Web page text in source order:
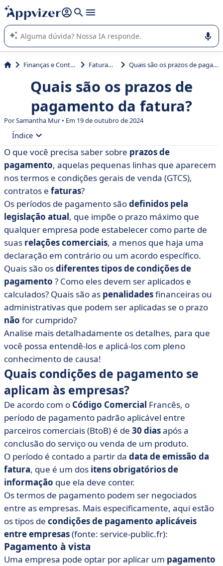
de nossa IA (várias linhas com
A IA do Appvizer o orienta no uso ou na seleção de software
SaaS para sua empresa.
Finanças e Contabilidade Faturamento Quais são os prazos de pagamento da fatura?
Quais são os prazos de
pagamento da fatura?
Por Samantha Mur • Em 19 de outubro de 2024
Índice
• Quais condições de pagamento se aplicam às
empresas?
• O que a lei LME diz sobre os prazos de pagamento
em 2021?
• Condições de pagamento entre profissionais e
pessoas físicas
• Como você calcula as condições de pagamento?
Exemplo
• Penalidades pelo não cumprimento dos prazos de
pagamento
• Gerenciamento de prazos de pagamento com
software
O que você precisa saber sobre prazos de
pagamento, aquelas pequenas linhas que aparecem
nos termos e condições gerais de venda (GTCS),
contratos e faturas?
Os períodos de pagamento sãodefinidos pela
legislação atual, que impõe o prazo máximo que
qualquer empresa pode estabelecer como parte de
suas relações comerciais, a menos que haja uma
declaração em contrário ou um acordo específico.
Quais são osdiferentes tipos de condições de
pagamento ? Como eles devem ser aplicados e
calculados? Quais são as penalidadesfinanceiras ou
administrativas que podem ser aplicadas se o prazo
não for cumprido?
Analise mais detalhadamente os detalhes, para que
você possa entendê-los e aplicá-los com pleno
conhecimento de causa!
Quais condições de pagamento se
aplicam às empresas?
De acordo com o Código Comercial Francês, o
período de pagamento padrão aplicável entre
parceiros comerciais (BtoB) é de 30 diasapós a
conclusão do serviço ou venda de um produto.
O período é contado a partir da data de emissão da
fatura, que é um dos itens obrigatórios de
informação que ela deve conter.
Os termos de pagamento podem ser negociados
entre as empresas. Mais especificamente, aqui estão
os tipos de condições de pagamento aplicáveis
entre empresas(fonte: service-public.fr):
Pagamento à vista
Uma empresa pode optar por aplicar um pagamento